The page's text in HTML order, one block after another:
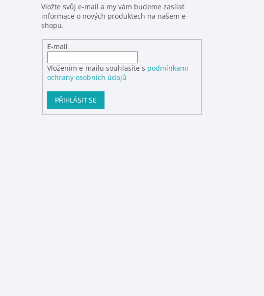
Vložte svůj e-mail a my vám budeme zasílat
informace o nových produktech na našem e-
shopu.
E-mail
Vložením e-mailu souhlasíte s podmínkami
ochrany osobních údajů
PŘIHLÁSIT SE